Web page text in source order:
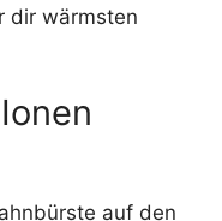
dir wärmsten
auf den